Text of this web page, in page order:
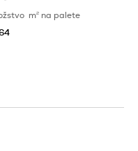
m2 na palete